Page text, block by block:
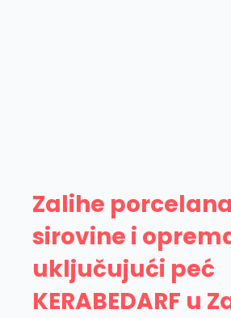
Zalihe
sirovine i
uključujući peć
KERABEDARF u